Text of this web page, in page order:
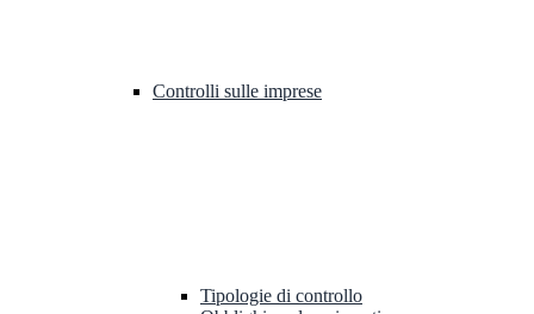
Controlli sulle imprese
Tipologie di controllo